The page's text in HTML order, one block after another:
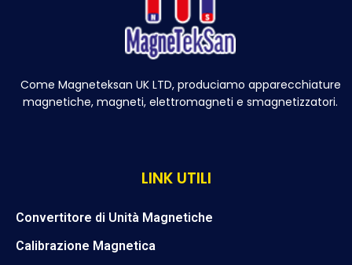
Come Magneteksan UK LTD, produciamo apparecchiature
magnetiche, magneti, elettromagneti e smagnetizzatori.
LINK UTILI
Convertitore di Unità Magnetiche
Calibrazione Magnetica